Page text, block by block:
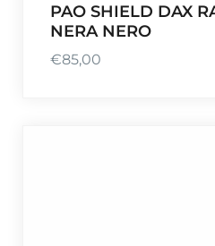
PAO SHIELD DAX
NERA NERO
€85,00